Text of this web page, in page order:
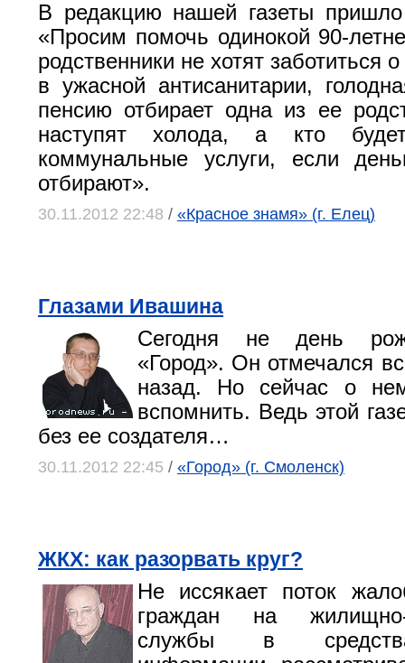
В редакцию нашей газеты
«Просим помочь одинокой 90-
родственники не хотят заботиться
в ужасной антисанитарии,
пенсию отбирает одна из ее
наступят холода, а кто
коммунальные услуги, если
отбирают».
30.11.2012 22:48 / «Красное знамя» (г. Елец)
Глазами Ивашина
Сегодня не день
«Город». Он отмечался
назад. Но сейчас о
вспомнить. Ведь этой
без ее создателя…
30.11.2012 22:45 / «Город» (г. Смоленск)
ЖКХ: как разорвать круг?
Не иссякает поток
граждан на жилищно-
службы в